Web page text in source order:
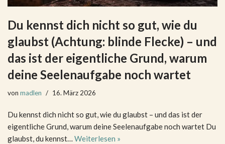
Du kennst dich nicht so gut, wie du
glaubst (Achtung: blinde Flecke) – und
das ist der eigentliche Grund, warum
deine Seelenaufgabe noch wartet
von madlen 16. März 2026
Du kennst dich nicht so gut, wie du glaubst – und das ist der
eigentliche Grund, warum deine Seelenaufgabe noch wartet Du
glaubst, du kennst… Weiterlesen »